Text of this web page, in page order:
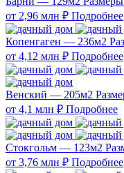
от 2,96 млн ₽ Подробнее
Копенгаген — 236м2
от 4,12 млн ₽ Подробнее
Венский — 205м2
от 4,1 млн ₽ Подробнее
Стокгольм — 123м2
от 3,76 млн ₽ Подробнее